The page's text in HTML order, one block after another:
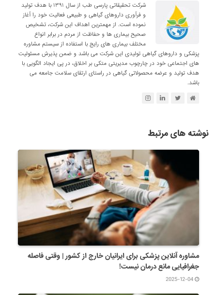
شرکت تحقیقاتی پارسی طب از سال ۱۳۹۱ با هدف تولید
و فرآوری داروهای گیاهی و طبیعی فعالیت خود را آغاز
نموده است. از مهمترین اهداف این شرکت، تشخیص
صحیح بیماری ها و حفاظت از مردم در برابر انواع
مختلف بیماری های رایج با استفاده از سیستم مشاوره
پزشکی و داروهای گیاهی تولیدی این شرکت می باشد و ضمن پذیرش مسئولیت
های اجتماعی خود در چارچوب مدیریتی متکی بر اخلاق، در پی ایجاد الگویی با
هدف تولید و عرضه محصولاتی گیاهی در راستای ارتقای سلامت جامعه می
باشد.
نوشته های مرتبط
مشاوره آنلاین پزشکی برای ایرانیان خارج از کشور | وقتی فاصله
جغرافیایی مانع درمان نیست!
2025-12-04